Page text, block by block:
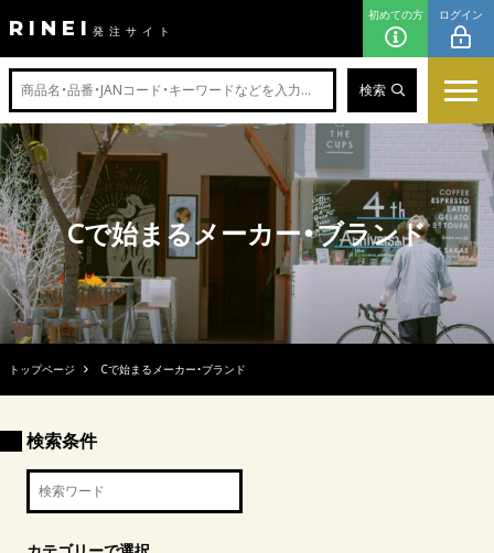
RINEI 発注サイト
初めての方 ログイン
検索
Cで始まるメーカー・ブランド
トップページ Cで始まるメーカー・ブランド
検索条件